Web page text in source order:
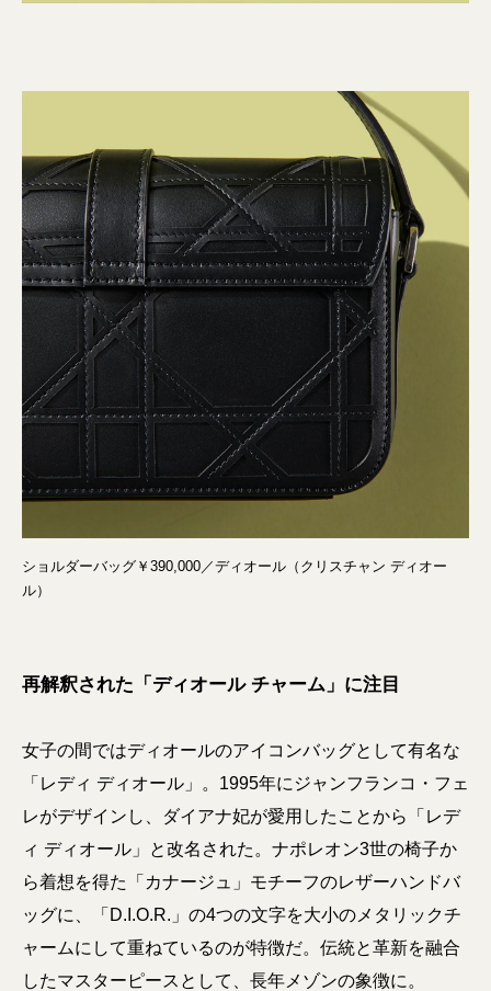
ショルダーバッグ￥390,000／ディオール（クリスチャン ディオー
ル）
再解釈された「ディオール チャーム」に注目
女子の間ではディオールのアイコンバッグとして有名な
「レディ ディオール」。1995年にジャンフランコ・フェ
レがデザインし、ダイアナ妃が愛用したことから「レデ
ィ ディオール」と改名された。ナポレオン3世の椅子か
ら着想を得た「カナージュ」モチーフのレザーハンドバ
ッグに、「D.I.O.R.」の4つの文字を大小のメタリックチ
ャームにして重ねているのが特徴だ。伝統と革新を融合
したマスターピースとして、長年メゾンの象徴に。